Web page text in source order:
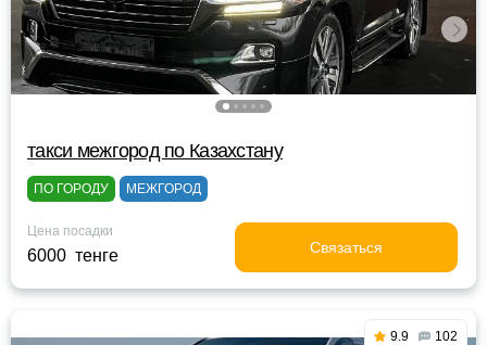
такси межгород по Казахстану
ПО ГОРОДУ МЕЖГОРОД
Цена посадки
6000 тенге Связаться
9.9 102